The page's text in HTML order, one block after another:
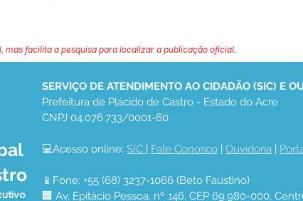
mas facilita a pesquisa para localizar a publicação oficial.
SERVIÇO DE ATENDIMENTO AO CIDADÃO (SIC) E
Prefeitura de Plácido de Castro - Estado do Acre
CNPJ 04.076.733/0001-60
💻Acesso online: SIC | Fale Conosco | Ouvidoria |
📱Fone: +55 (68) 3237-1066 (Beto Faustino)
🏢 Av. Epitácio Pessoa, nº 146, CEP 69.980-000,